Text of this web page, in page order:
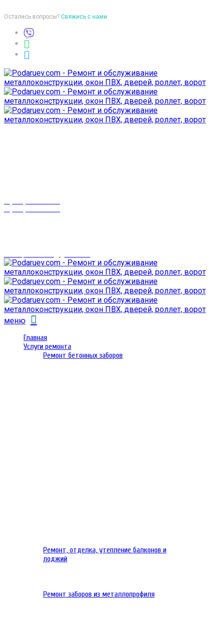
Остались вопросы? Свяжись с нами
меню
Главная
Услуги ремонта
Ремонт бетонных заборов
Ремонт, отделка, утепление балконов и
лоджий
Ремонт заборов из металлопрофиля